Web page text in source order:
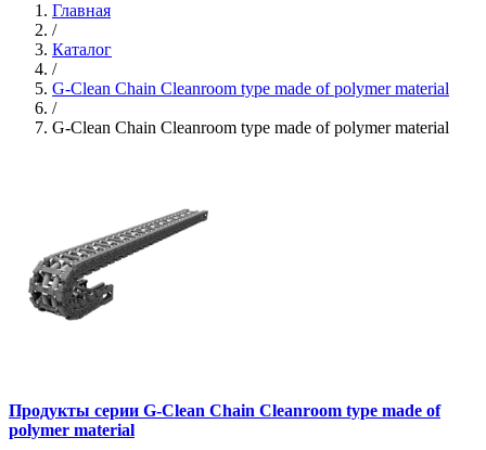
Главная
/
Каталог
/
G-Clean Chain Cleanroom type made of polymer material
/
G-Clean Chain Cleanroom type made of polymer material
Продукты серии G-Clean Chain Cleanroom type made of
polymer material